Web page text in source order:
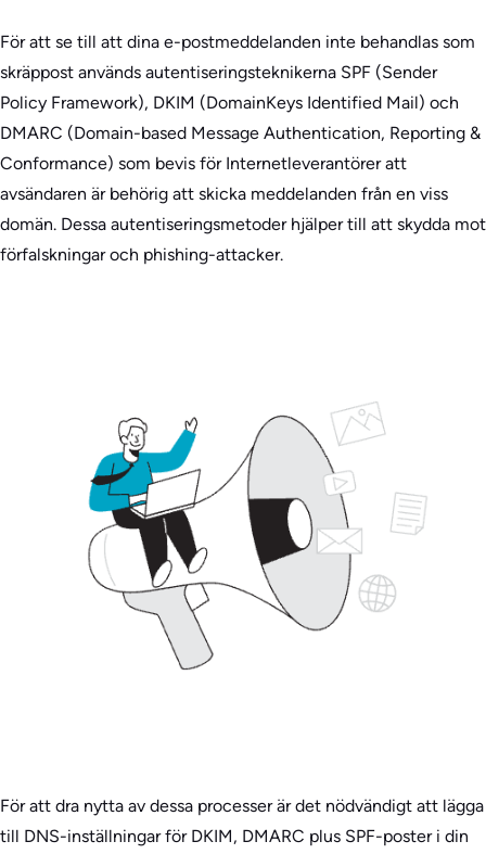
För att se till att dina e-postmeddelanden inte behandlas som
skräppost används autentiseringsteknikerna SPF (Sender
Policy Framework), DKIM (DomainKeys Identified Mail) och
DMARC (Domain-based Message Authentication, Reporting &
Conformance) som bevis för Internetleverantörer att
avsändaren är behörig att skicka meddelanden från en viss
domän. Dessa autentiseringsmetoder hjälper till att skydda mot
förfalskningar och phishing-attacker.
För att dra nytta av dessa processer är det nödvändigt att lägga
till DNS-inställningar för DKIM, DMARC plus SPF-poster i din